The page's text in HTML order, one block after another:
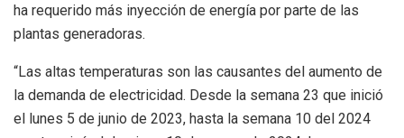
ha requerido más inyección de energía por parte de las
plantas generadoras.
“Las altas temperaturas son las causantes del aumento de
la demanda de electricidad. Desde la semana 23 que inició
el lunes 5 de junio de 2023, hasta la semana 10 del 2024